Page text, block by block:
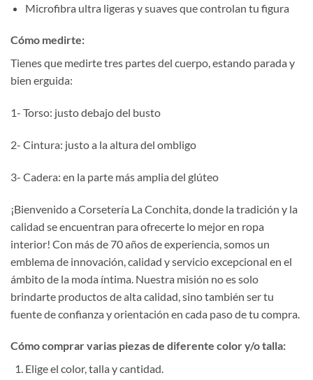
Microfibra ultra ligeras y suaves que controlan tu figura
Cómo medirte:
Tienes que medirte tres partes del cuerpo, estando parada y
bien erguida:
1- Torso: justo debajo del busto
2- Cintura: justo a la altura del ombligo
3- Cadera: en la parte más amplia del glúteo
¡Bienvenido a Corsetería La Conchita, donde la tradición y la
calidad se encuentran para ofrecerte lo mejor en ropa
interior! Con más de 70 años de experiencia, somos un
emblema de innovación, calidad y servicio excepcional en el
ámbito de la moda íntima. Nuestra misión no es solo
brindarte productos de alta calidad, sino también ser tu
fuente de confianza y orientación en cada paso de tu compra.
Cómo comprar varias piezas de diferente color y/o talla:
Elige el color, talla y cantidad.